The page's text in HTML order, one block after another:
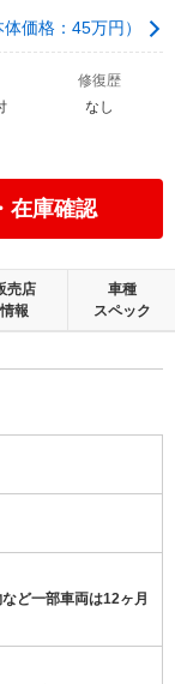
価格：45万円）
修復歴
なし
在庫確認
売店
情報
車種
スペック
ど一部車両は12ヶ月